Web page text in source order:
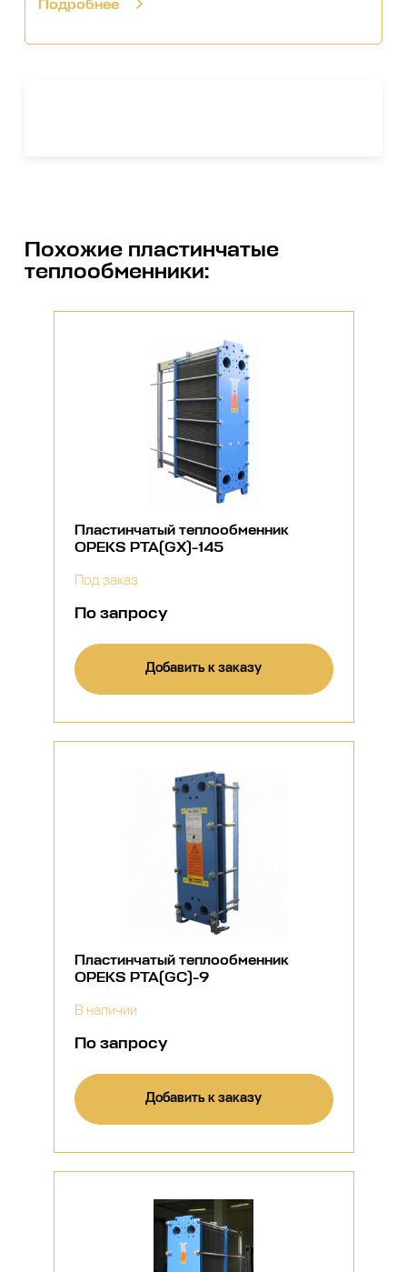
Подробнее
Похожие пластинчатые
теплообменники:
Пластинчатый теплообменник
OPEKS PTA(GX)-145
Под заказ
По запросу
Добавить к заказу
Пластинчатый теплообменник
OPEKS PTA(GC)-9
В наличии
По запросу
Добавить к заказу